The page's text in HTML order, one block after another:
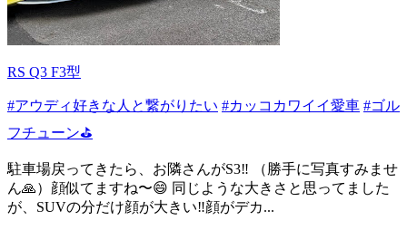
RS Q3 F3型
#アウディ好きな人と繋がりたい #カッコカワイイ愛車 #ゴル
フチューン⛳
駐車場戻ってきたら、お隣さんがS3‼️ （勝手に写真すみませ
ん🙏）顔似てますね〜😄 同じような大きさと思ってました
が、SUVの分だけ顔が大きい‼️顔がデカ...